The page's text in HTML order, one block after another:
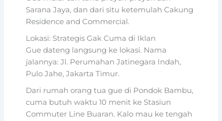
Sarana Jaya, dan dari situ ketemulah Cakung
Residence and Commercial.
Lokasi: Strategis Gak Cuma di Iklan
Gue dateng langsung ke lokasi. Nama
jalannya: Jl. Perumahan Jatinegara Indah,
Pulo Jahe, Jakarta Timur.
Dari rumah orang tua gue di Pondok Bambu,
cuma butuh waktu 10 menit ke Stasiun
Commuter Line Buaran. Kalo mau ke tengah